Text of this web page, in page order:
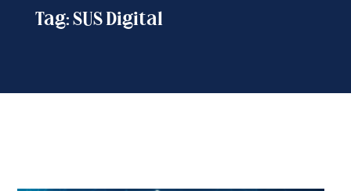
Tag: SUS Digital